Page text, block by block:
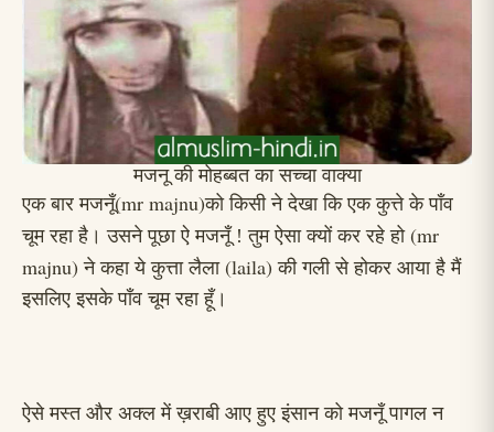
मजनू की मोहब्बत का सच्चा वाक्या
एक बार मजनूँ(mr majnu)को किसी ने देखा कि एक कुत्ते के पाँव
चूम रहा है। उसनेपूछाऐ मजनूँ ! तुम ऐसा क्यों कर रहे हो (mr
majnu) ने कहा ये कुत्ता लैला(laila)की गली से होकर आया है मैं
इसलिए इसके पाँव चूम रहा हूँ।
ऐसे मस्त और अक्ल में ख़राबी आए हुए इंसान को मजनूँ पागल न